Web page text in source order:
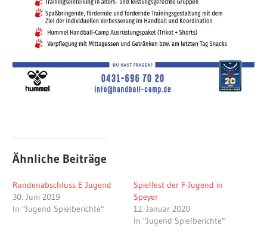
Ähnliche Beiträge
Rundenabschluss E Jugend
30. Juni 2019
In "Jugend Spielberichte"
Spielfest der F-Jugend in
Speyer
12. Januar 2020
In "Jugend Spielberichte"